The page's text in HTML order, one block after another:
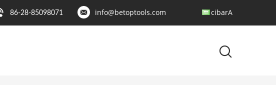
info@betoptools.com
86-28-85098071 Arabic